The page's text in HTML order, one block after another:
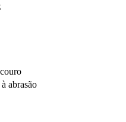
abrasão